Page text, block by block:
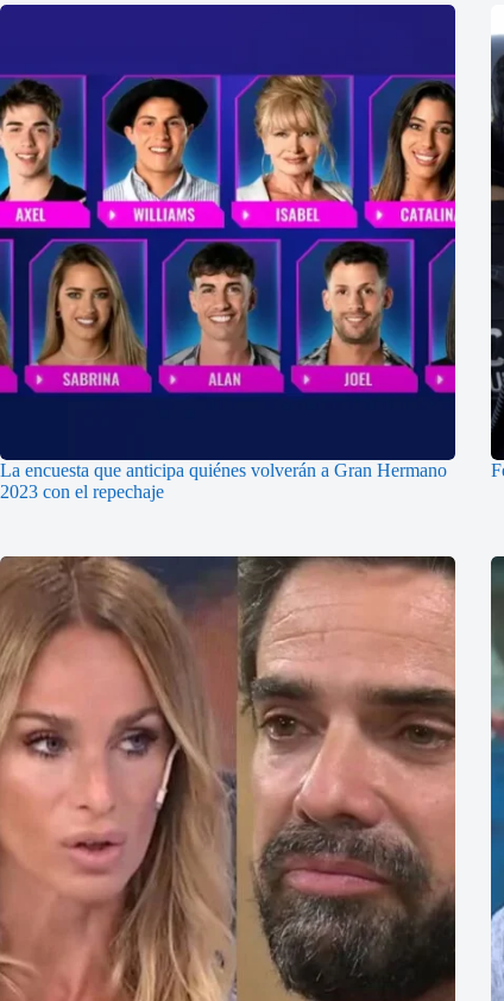
La encuesta que anticipa quiénes volverán a Gran Hermano
2023 con el repechaje